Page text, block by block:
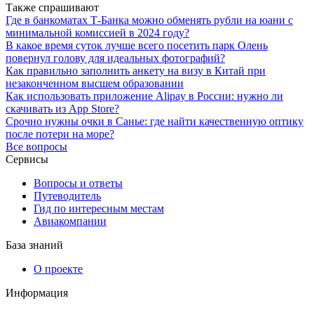
Также спрашивают
Где в банкоматах Т-Банка можно обменять рубли на юани с
минимальной комиссией в 2024 году?
В какое время суток лучше всего посетить парк Олень
повернул голову для идеальных фотографий?
Как правильно заполнить анкету на визу в Китай при
незаконченном высшем образовании
Как использовать приложение Alipay в России: нужно ли
скачивать из App Store?
Срочно нужны очки в Санье: где найти качественную оптику
после потери на море?
Все вопросы
Сервисы
Вопросы и ответы
Путеводитель
Гид по интересным местам
Авиакомпании
База знаний
О проекте
Информация